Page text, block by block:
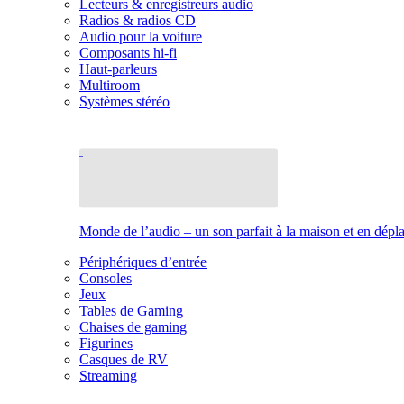
Lecteurs & enregistreurs audio
Radios & radios CD
Audio pour la voiture
Composants hi-fi
Haut-parleurs
Multiroom
Systèmes stéréo
Monde de l’audio – un son parfait à la maison et en
Périphériques d’entrée
Consoles
Jeux
Tables de Gaming
Chaises de gaming
Figurines
Casques de RV
Streaming